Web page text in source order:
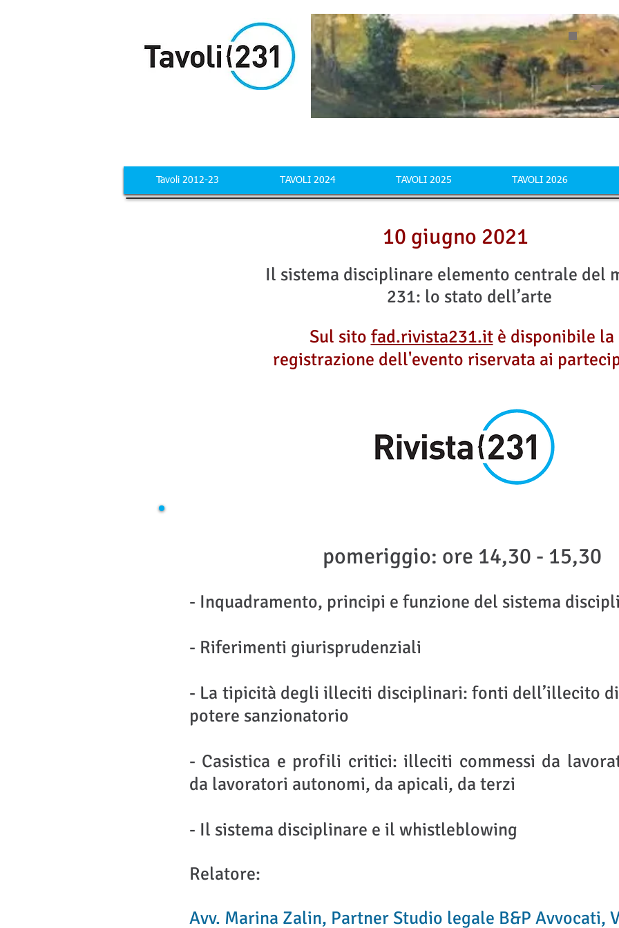
Tavoli 2012-23 TAVOLI 2024 TAVOLI 2025 TAVOLI 2026
10 giugno 2021
Il sistema disciplinare elemento centrale del
231: lo stato dell’arte
Sul sito fad.rivista231.itè disponibile la
registrazione dell'evento riservata ai
- Inquadramento, principi e funzione del sistema
- Riferimenti giurisprudenziali
- La tipicità degli illeciti disciplinari: fonti dell’illecito
potere sanzionatorio
- Casistica e profili critici: illeciti commessi da
da lavoratori autonomi, da apicali, da terzi
- Il sistema disciplinare e il whistleblowing
Relatore:
Avv. Marina Zalin, Partner Studio legale B&P Avvocati,
pomeriggio: ore 14,30 - 15,30